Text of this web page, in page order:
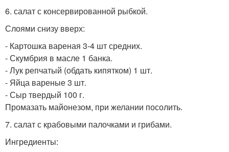
6. салат с консервированной рыбкой.
Слоями снизу вверх:
- Картошка вареная 3-4 шт средних.
- Скумбрия в масле 1 банка.
- Лук репчатый (обдать кипятком) 1 шт.
- Яйца вареные 3 шт.
- Сыр твердый 100 г.
Промазать майонезом, при желании посолить.
7. салат с крабовыми палочками и грибами.
Ингредиенты: